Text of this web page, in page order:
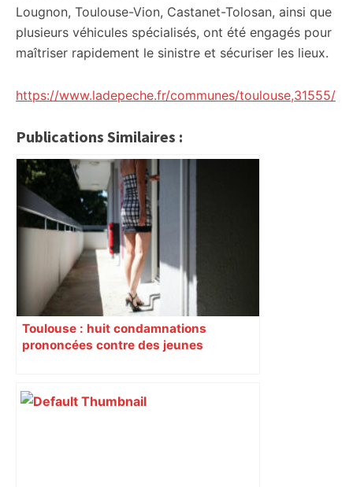
Lougnon, Toulouse-Vion, Castanet-Tolosan, ainsi que
plusieurs véhicules spécialisés, ont été engagés pour
maîtriser rapidement le sinistre et sécuriser les lieux.
https://www.ladepeche.fr/communes/toulouse,31555/
Publications Similaires :
Toulouse : huit condamnations
prononcées contre des jeunes